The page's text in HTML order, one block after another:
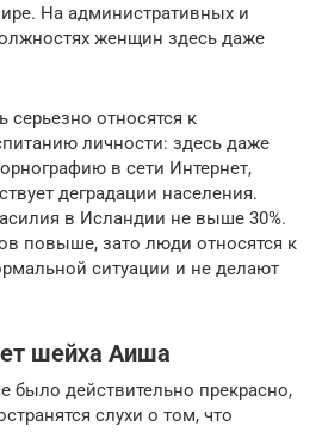
На административных и
женщин здесь даже
относятся к
личности: здесь даже
в сети Интернет,
деградации населения.
в Исландии не выше 30%.
повыше, зато люди относятся к
ситуации и не делают
шейха Аиша
было действительно прекрасно,
слухи о том, что